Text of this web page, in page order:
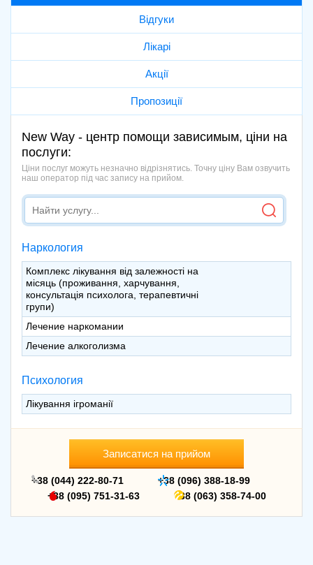
Відгуки
Лікарі
Акції
Пропозиції
New Way - центр помощи зависимым, ціни на
послуги:
Ціни послуг можуть незначно відрізнятись. Точну ціну Вам озвучить
наш оператор під час запису на прийом.
Наркология
Комплекс лікування від залежності на
місяць (проживання, харчування,
консультація психолога, терапевтичні
групи)
Лечение наркомании
Лечение алкоголизма
Психология
Лікування ігроманії
Записатися на прийом
+38 (044) 222-80-71
+38 (096) 388-18-99
+38 (095) 751-31-63
+38 (063) 358-74-00